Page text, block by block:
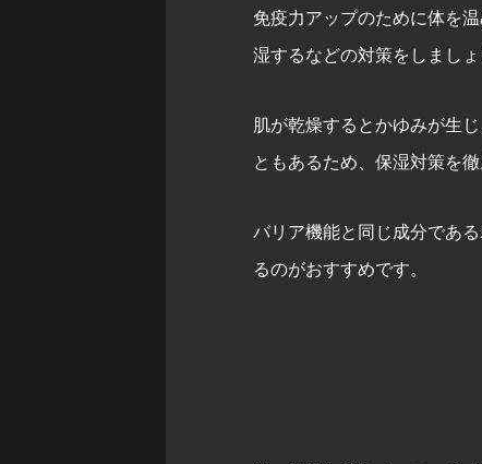
免疫力アップのために体を
湿するなどの対策をしましょ
肌が乾燥するとかゆみが生
ともあるため、保湿対策を
バリア機能と同じ成分であ
るのがおすすめです。